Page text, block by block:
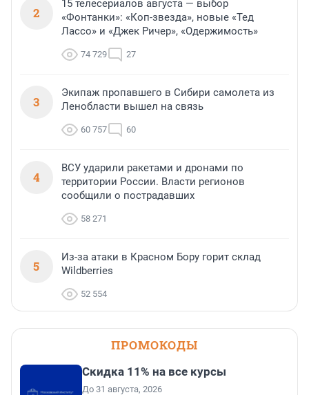
2
15 телесериалов августа — выбор
«Фонтанки»: «Коп-звезда», новые «Тед
Лассо» и «Джек Ричер», «Одержимость»
74 729 27
3
Экипаж пропавшего в Сибири самолета из
Ленобласти вышел на связь
60 757 60
4
ВСУ ударили ракетами и дронами по
территории России. Власти регионов
сообщили о пострадавших
58 271
5
Из-за атаки в Красном Бору горит склад
Wildberries
52 554
ПРОМОКОДЫ
Скидка 11% на все курсы
До 31 августа, 2026